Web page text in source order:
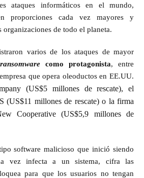
ataques informáticos en el mundo,
proporciones cada vez mayores y
organizaciones de todo el planeta.
varios de los ataques de mayor
ransomware como protagonista, entre
que opera oleoductos en EE.UU.
(US$5 millones de rescate), el
(US$11 millones de rescate) o la firma
Cooperative (US$5,9 millones de
software malicioso que inició siendo
vez infecta a un sistema, cifra las
para que los usuarios no tengan